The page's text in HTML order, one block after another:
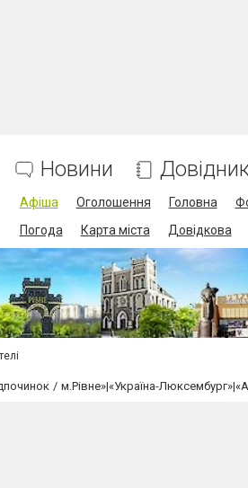
Новини
Афіша Оголошення Головна
Погода
Карта міста Довідкова
м.Рівне»|«Україна-